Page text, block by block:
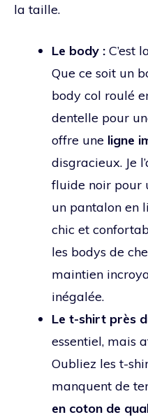
la taille.
Le body : C’est
Que ce soit un
body col roulé
dentelle pour
offre une ligne
disgracieux. Je
fluide noir pour
un pantalon en
chic et
les bodys de
maintien
inégalée.
Le t-shirt près
essentiel, mais
Oubliez les t-
manquent de
en coton de